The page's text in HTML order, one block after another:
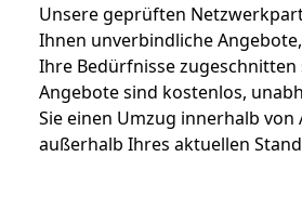
Unsere geprüften
Ihnen unverbindliche
Ihre Bedürfnisse zugeschnitten
Angebote sind kostenlos,
Sie einen Umzug innerhalb
außerhalb Ihres aktuellen